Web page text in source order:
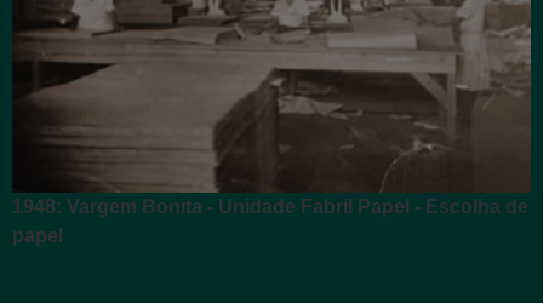
1948: Vargem Bonita - Unidade Fabril Papel - Escolha de
papel